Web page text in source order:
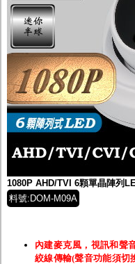
AHD半球型(適用屋內)
AHD中小型紅外線攝影機(
AHD防護罩型攝影機(適用
距離遠）
AHD特殊功能型攝影機
旋轉型攝影機.旋轉台
傳統高解析攝影機
鏡頭
投光設備
防護罩及支架
監聽器.麥克風
視訊轉換設備
雙絞線傳輸器
雜訊改善器
網路線
懶人線.同軸線.花線
1080P AHD/TVI 6顆單晶陣列
料號:DOM-M09A
內建麥克風，視訊和聲
絞線傳輸(聲音功能須切